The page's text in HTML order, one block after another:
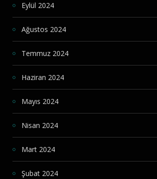
Eylül 2024
Ağustos 2024
Temmuz 2024
Haziran 2024
Mayıs 2024
Nisan 2024
Mart 2024
Şubat 2024